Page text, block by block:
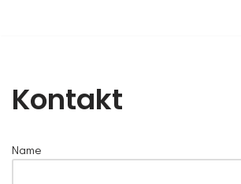
Kontakt
Name